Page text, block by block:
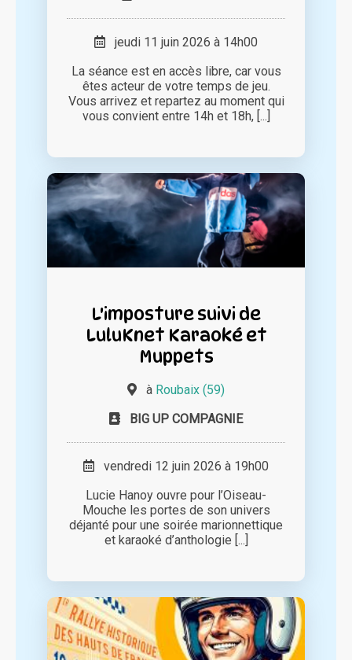
jeudi 11 juin 2026 à 14h00
La séance est en accès libre, car vous
êtes acteur de votre temps de jeu.
Vous arrivez et repartez au moment qui
vous convient entre 14h et 18h, [...]
L'imposture suivi de
LuluKnet Karaoké et
Muppets
à Roubaix (59)
BIG UP COMPAGNIE
vendredi 12 juin 2026 à 19h00
Lucie Hanoy ouvre pour l’Oiseau-
Mouche les portes de son univers
déjanté pour une soirée marionnettique
et karaoké d’anthologie [...]